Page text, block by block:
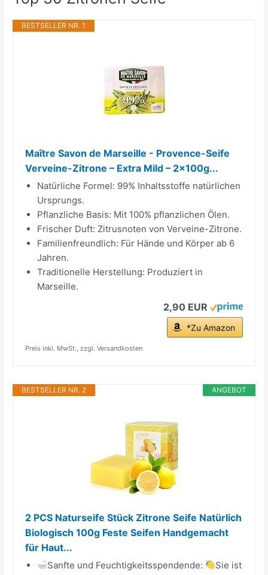
BESTSELLER NR. 1
Maître Savon de Marseille - Provence-Seife
Verveine-Zitrone – Extra Mild – 2x100g...
Natürliche Formel: 99% Inhaltsstoffe natürlichen
Ursprungs.
Pflanzliche Basis: Mit 100% pflanzlichen Ölen.
Frischer Duft: Zitrusnoten von Verveine-Zitrone.
Familienfreundlich: Für Hände und Körper ab 6
Jahren.
Traditionelle Herstellung: Produziert in
Marseille.
2,90 EUR
*Zu Amazon
Preis inkl. MwSt., zzgl. Versandkosten
ANGEBOT
BESTSELLER NR. 2
2 PCS Naturseife Stück Zitrone Seife Natürlich
Biologisch 100g Feste Seifen Handgemacht
für Haut...
Sanfte und Feuchtigkeitsspendende:
Sie ist